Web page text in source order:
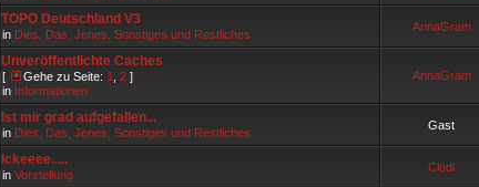
TOPO Deutschland V3
in Dies, Das, Jenes, Sonstiges und Restliches
AnnaGram
Unveröffentlichte Caches
[ Gehe zu Seite: 1 2 ]
in Informationen
AnnaGram
Ist mir grad aufgefallen...
in Dies, Das, Jenes, Sonstiges und Restliches
Gast
Ickeeee.....
in Vorstellung
Clödi